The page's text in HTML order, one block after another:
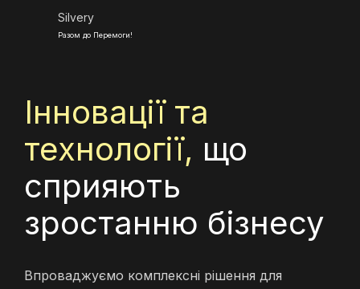
Silvery
Разом до Перемоги!
Інновації та
технології, що
сприяють
зростанню бізнесу
Впроваджуємо комплексні рішення для